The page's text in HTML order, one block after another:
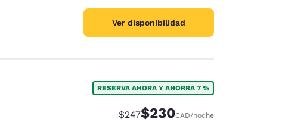
Ver disponibilidad
RESERVA AHORA Y AHORRA 7 %
Precio tachado:
$247Precio con descuento:
$230CAD/noche